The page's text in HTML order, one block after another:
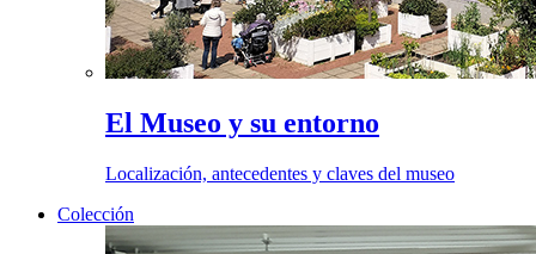
El Museo y su entorno
Localización, antecedentes y claves del museo
Colección